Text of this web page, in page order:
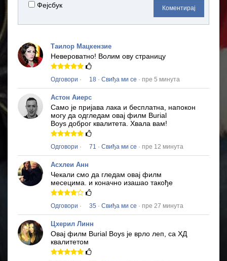
Фејсбук Коментирај
Таилор Мацкензие
Невероватно! Волим ову страницу
Одговори · 18 · Свиђа ми се · пре 5 минута
Астон Аиерс
Само је пријава лака и бесплатна, напокон
могу да одгледам овај филм Burial
Boys доброг квалитета. Хвала вам!
Одговори · 71 · Свиђа ми се · пре 12 минута
Асхлеи Анн
Чекали смо да гледам овај филм
месецима. и коначно изашао такође
Одговори · 35 · Свиђа ми се · пре 27 минута
Цхерил Линн
Овај филм Burial Boys је врло леп, са ХД
квалитетом